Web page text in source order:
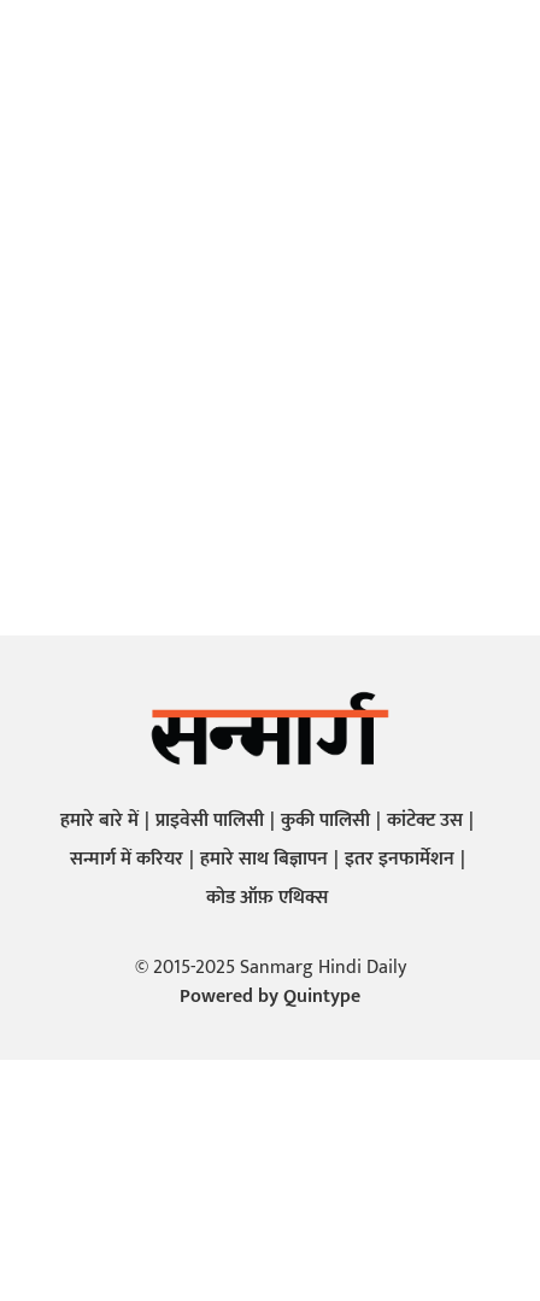
हमारे बारे में प्राइवेसी पालिसी कुकी पालिसी कांटेक्ट उस
सन्मार्ग में करियर हमारे साथ बिज्ञापन इतर इनफार्मेशन
कोड ऑफ़ एथिक्स
© 2015-2025 Sanmarg Hindi Daily
Powered byQuintype